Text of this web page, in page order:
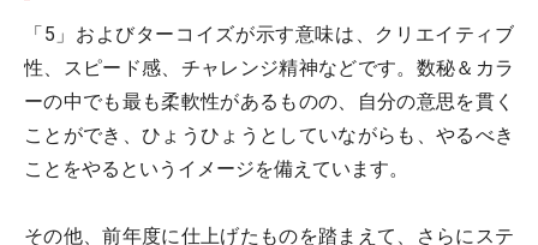
「5」およびターコイズが示す意味は、クリエイティブ
性、スピード感、チャレンジ精神などです。数秘＆カラ
ーの中でも最も柔軟性があるものの、自分の意思を貫く
ことができ、ひょうひょうとしていながらも、やるべき
ことをやるというイメージを備えています。
その他、前年度に仕上げたものを踏まえて、さらにステ